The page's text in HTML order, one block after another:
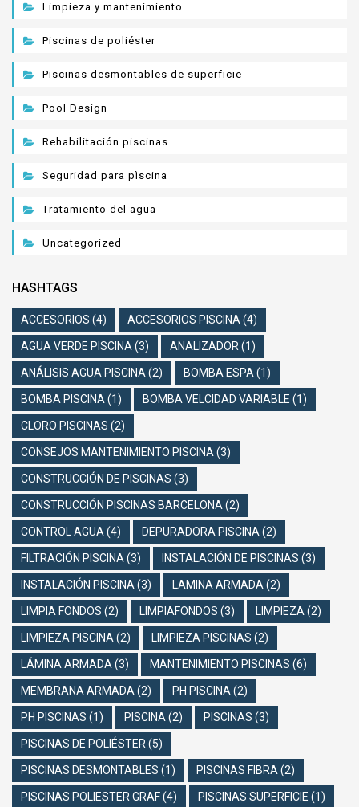
Limpieza y mantenimiento
Piscinas de poliéster
Piscinas desmontables de superficie
Pool Design
Rehabilitación piscinas
Seguridad para pìscina
Tratamiento del agua
Uncategorized
HASHTAGS
ACCESORIOS (4) ACCESORIOS PISCINA(4)
AGUA VERDE PISCINA(3) ANALIZADOR(1)
ANÁLISIS AGUA PISCINA(2) BOMBA ESPA(1)
BOMBA PISCINA(1) BOMBA VELCIDAD VARIABLE (1)
CLORO PISCINAS (2)
CONSEJOS MANTENIMIENTO PISCINA(3)
CONSTRUCCIÓN DE PISCINAS (3)
CONSTRUCCIÓN PISCINAS BARCELONA(2)
CONTROL AGUA(4) DEPURADORA PISCINA(2)
FILTRACIÓN PISCINA(3) INSTALACIÓN DE PISCINAS (3)
INSTALACIÓN PISCINA(3) LAMINA ARMADA(2)
LIMPIA FONDOS (2) LIMPIAFONDOS (3) LIMPIEZA(2)
LIMPIEZA PISCINA(2) LIMPIEZA PISCINAS (2)
LÁMINA ARMADA(3) MANTENIMIENTO PISCINAS (6)
MEMBRANA ARMADA(2) PH PISCINA(2)
PH PISCINAS (1) PISCINA(2) PISCINAS (3)
PISCINAS DE POLIÉSTER(5)
PISCINAS DESMONTABLES (1) PISCINAS FIBRA(2)
PISCINAS POLIESTER GRAF(4) PISCINAS SUPERFICIE (1)